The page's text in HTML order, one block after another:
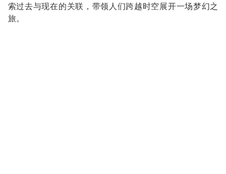
索过去与现在的关联，带领人们跨越时空展开一场梦幻之
旅。